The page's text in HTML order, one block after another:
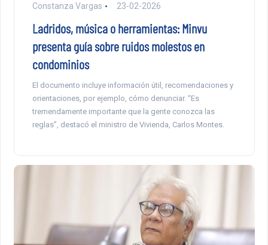
Constanza Vargas 23-02-2026
Ladridos, música o herramientas: Minvu
presenta guía sobre ruidos molestos en
condominios
El documento incluye información útil, recomendaciones y
orientaciones, por ejemplo, cómo denunciar. “Es
tremendamente importante que la gente conozca las
reglas”, destacó el ministro de Vivienda, Carlos Montes.